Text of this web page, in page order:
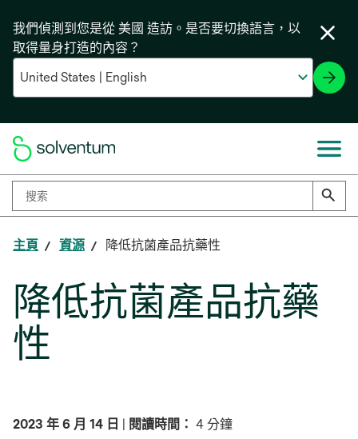
我們偵測到您是從 美國 造訪。是否要切換語言，以
取得量身打造的內容？
主頁 資源 降低抗菌產品抗藥性
降低抗菌產品抗藥
性
2023 年 6 月 14 日 | 閱讀時間： 4 分鐘